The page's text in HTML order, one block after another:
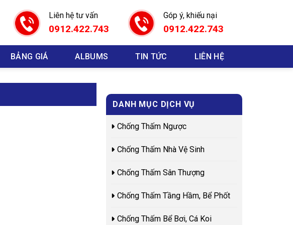
Liên hệ tư vấn
0912.422.743
Góp ý, khiếu nại
0912.422.743
BẢNG GIÁ ALBUMS TIN TỨC LIÊN HỆ
DANH MỤC DỊCH VỤ
Chống Thấm Ngược
Chống Thấm Nhà Vệ Sinh
Chống Thấm Sân Thượng
Chống Thấm Tầng Hầm, Bể Phốt
Chống Thấm Bể Bơi, Cá Koi